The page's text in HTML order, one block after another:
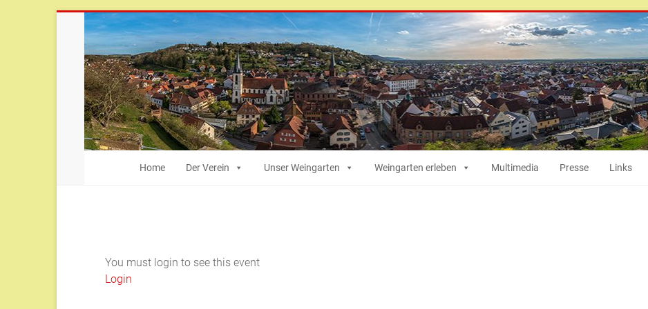
springen
Bürger-
Weingarten
Weingarten
Home Der Verein Unser Weingarten Weingarten erleben Multimedia Presse Links
You must login to see this event
Login